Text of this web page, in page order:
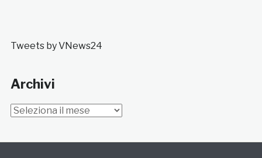
Tweets by VNews24
Archivi
Archivi